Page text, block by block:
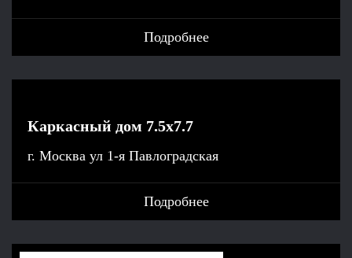
Подробнее
Каркасный дом 7.5x7.7
г. Москва ул 1-я Павлоградская
Подробнее